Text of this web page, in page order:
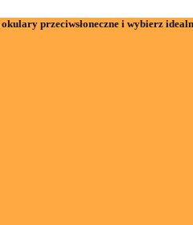
przeciwsłoneczne i wybierz